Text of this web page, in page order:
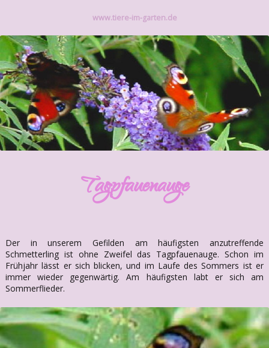
www.tiere-im-garten.de
Tagpfauenauge
Der in unserem Gefilden am häufigsten anzutreffende
Schmetterling ist ohne Zweifel das Tagpfauenauge. Schon im
Frühjahr lässt er sich blicken, und im Laufe des Sommers ist er
immer wieder gegenwärtig. Am häufigsten labt er sich am
Sommerflieder.